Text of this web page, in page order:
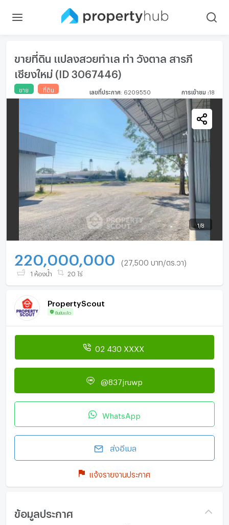
ขายที่ดิน แปลงสวยทำเล ท่า วังตาล สารภี
เชียงใหม่ (ID 3067446)
ขาย ที่ดิน เลขที่ประกาศ 6209550 การเข้าชม :18
1 /8
220,000,000 (27,500 บาท/ตร.วา)
1 ห้องน้ำ 20 ไร่
PropertyScout
ยืนยันแล้ว
02 430 XXXX
@837jruwp
WhatsApp
ส่งอีเมล
แจ้งรายงานประกาศ
ข้อมูลประกาศ